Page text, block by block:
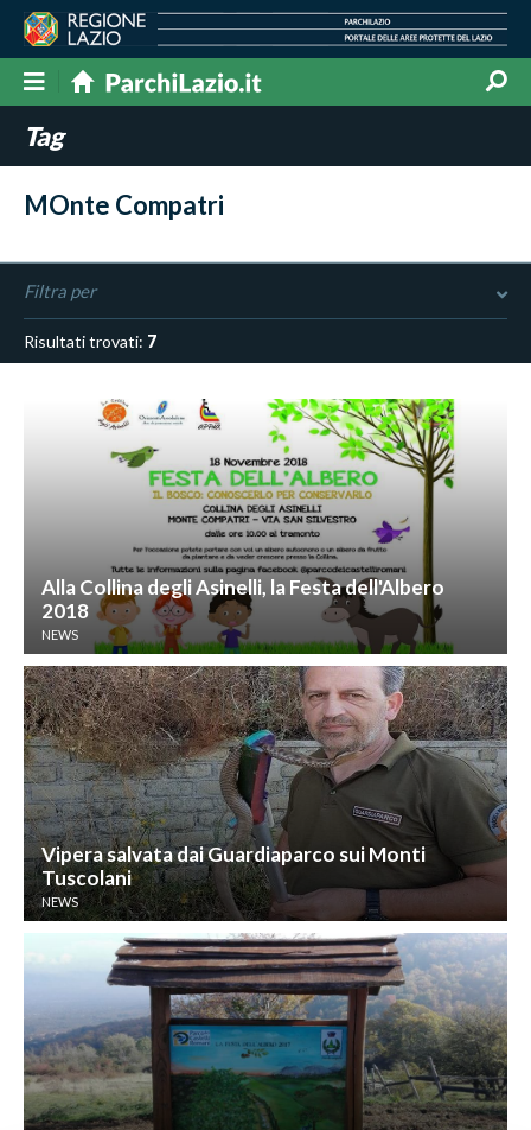
Tag
MOnte Compatri
Filtra per
Risultati trovati: 7
Alla Collina degli Asinelli, la Festa dell'Albero
2018
NEWS
Vipera salvata dai Guardiaparco sui Monti
Tuscolani
NEWS